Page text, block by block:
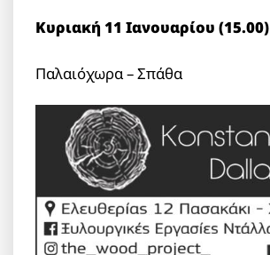
Κυριακή 11 Ιανουαρίου (15.00)
Παλαιόχωρα – Σπάθα